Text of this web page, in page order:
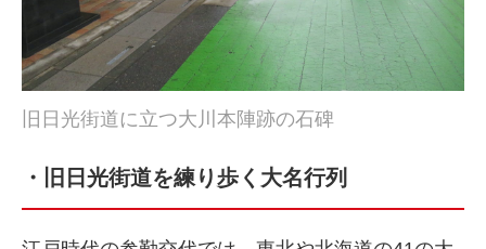
旧日光街道に立つ大川本陣跡の石碑
・旧日光街道を練り歩く大名行列